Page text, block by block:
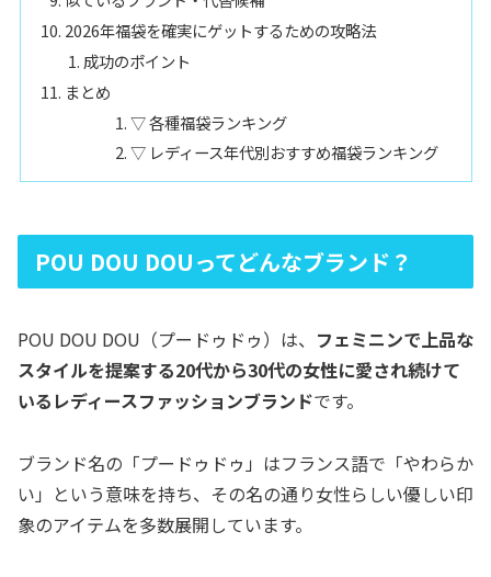
2026年福袋を確実にゲットするための攻略法
成功のポイント
まとめ
▽ 各種福袋ランキング
▽ レディース年代別おすすめ福袋ランキング
POU DOU DOUってどんなブランド？
POU DOU DOU（プードゥドゥ）は、 フェミニンで上品な
スタイルを提案する20代から30代の女性に愛され続けて
いるレディースファッションブランドです。
ブランド名の「プードゥドゥ」はフランス語で「やわらか
い」という意味を持ち、その名の通り女性らしい優しい印
象のアイテムを多数展開しています。